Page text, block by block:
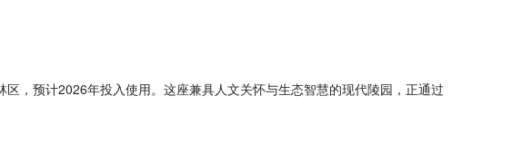
，预计2026年投入使用。这座兼具人文关怀与生态智慧的现代陵园，正通过